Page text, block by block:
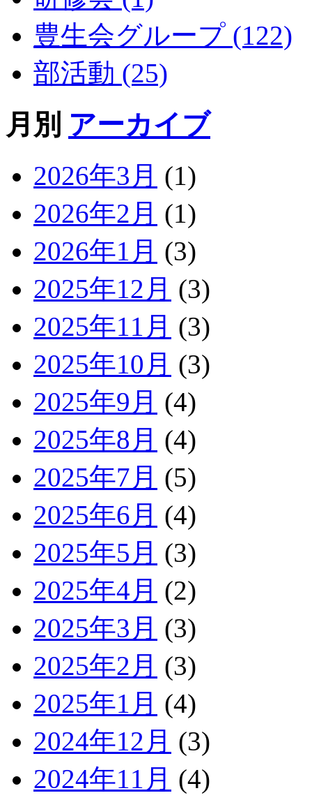
豊生会グループ (122)
部活動 (25)
月別 アーカイブ
2026年3月 (1)
2026年2月 (1)
2026年1月 (3)
2025年12月 (3)
2025年11月 (3)
2025年10月 (3)
2025年9月 (4)
2025年8月 (4)
2025年7月 (5)
2025年6月 (4)
2025年5月 (3)
2025年4月 (2)
2025年3月 (3)
2025年2月 (3)
2025年1月 (4)
2024年12月 (3)
2024年11月 (4)